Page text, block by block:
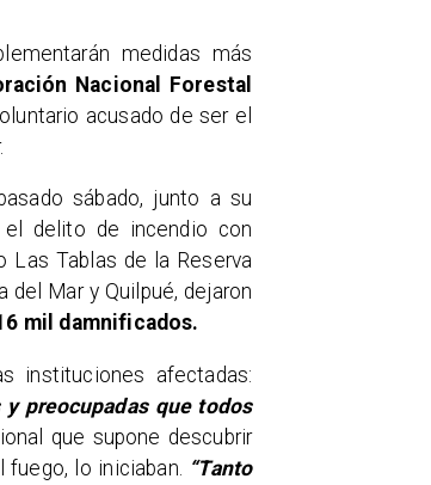
medidas más
Nacional Forestal
acusado de ser el
sábado, junto a su
el delito de incendio con
Las Tablas de la Reserva
Mar y Quilpué, dejaron
mil damnificados.
instituciones afectadas:
preocupadas que todos
que supone descubrir
lo iniciaban. “Tanto